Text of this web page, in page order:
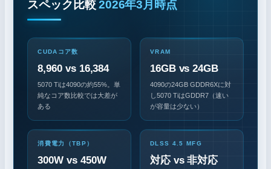
スペック比較2026年3月時点
CUDAコア数
8,960 vs 16,384
5070 Tiは4090の約55%。単
純なコア数比較では大差が
ある
VRAM
16GB vs 24GB
4090の24GB GDDR6Xに対
し5070 TiはGDDR7（速い
が容量は少ない）
消費電力（TBP）
300W vs 450W
DLSS 4.5 MFG
対応 vs 非対応